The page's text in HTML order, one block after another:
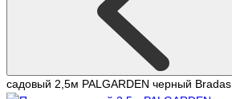
садовый 2,5м PALGARDEN черный Bradas